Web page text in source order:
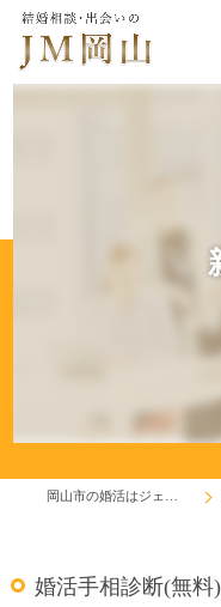
婚活手相診断(無料